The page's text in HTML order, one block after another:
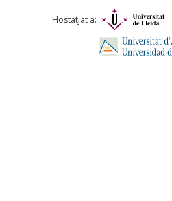
Comentari *
Hostatjat a: